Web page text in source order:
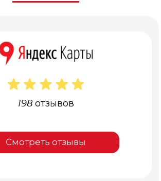
198 отзывов
Смотреть отзывы